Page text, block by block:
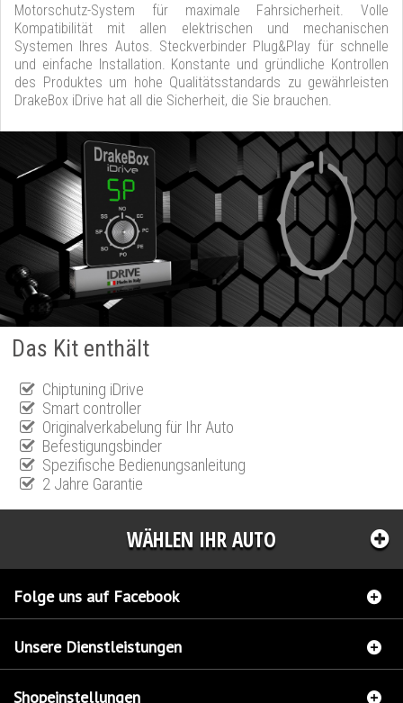
Motorschutz-System für maximale Fahrsicherheit. Volle
Kompatibilität mit allen elektrischen und mechanischen
Systemen Ihres Autos. Steckverbinder Plug&Play für schnelle
und einfache Installation. Konstante und gründliche Kontrollen
des Produktes um hohe Qualitätsstandards zu gewährleisten
DrakeBox iDrive hat all die Sicherheit, die Sie brauchen.
Das Kit enthält
Chiptuning iDrive
Smart controller
Originalverkabelung für Ihr Auto
Befestigungsbinder
Spezifische Bedienungsanleitung
2 Jahre Garantie
WÄHLEN IHR AUTO
Folge uns auf Facebook
Unsere Dienstleistungen
Shopeinstellungen